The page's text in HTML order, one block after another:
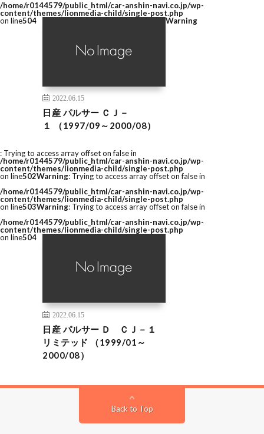
/home/r0144579/public_html/car-anshin-navi.co.jp/wp-
content/themes/lionmedia-child/single-post.php
on line504
2022.06.15
日産 パルサー ＣＪ－
１ （1997/09～2000/08）
Warning
: Trying to access array offset on false in
/home/r0144579/public_html/car-anshin-navi.co.jp/wp-
content/themes/lionmedia-child/single-post.php
on line502Warning: Trying to access array offset on false in
/home/r0144579/public_html/car-anshin-navi.co.jp/wp-
content/themes/lionmedia-child/single-post.php
on line503Warning: Trying to access array offset on false in
/home/r0144579/public_html/car-anshin-navi.co.jp/wp-
content/themes/lionmedia-child/single-post.php
on line504
2022.06.15
日産 パルサー Ｄ ＣＪ－１
リミテッド （1999/01～
2000/08）
Back to Top